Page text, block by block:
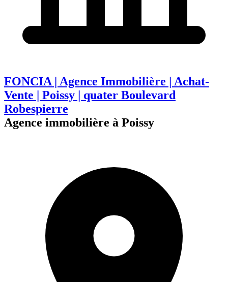
FONCIA | Agence Immobilière | Achat-
Vente | Poissy | quater Boulevard
Robespierre
Agence immobilière à Poissy